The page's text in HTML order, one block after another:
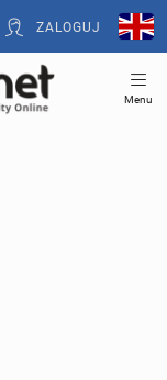
ZALOGUJ
Menu